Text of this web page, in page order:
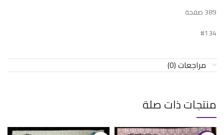
389 صفحة
#134
مراجعات (0)
منتجات ذات صلة